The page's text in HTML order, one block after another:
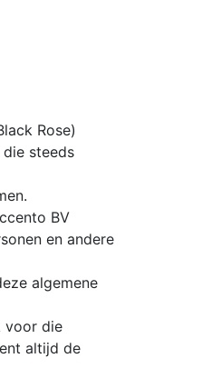
Rose)
steeds
BV
en andere
algemene
voor die
altijd de